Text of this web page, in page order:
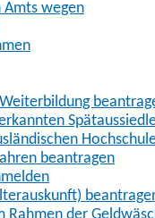
Amts wegen
beantragen